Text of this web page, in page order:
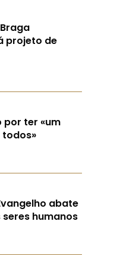
projeto de
por ter «um
abate
humanos